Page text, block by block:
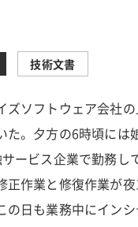
技術文書
ズソフトウェア会社
た。夕方の6時頃に
ービス企業で勤務
正作業と修復作業が
の日も業務中にイン